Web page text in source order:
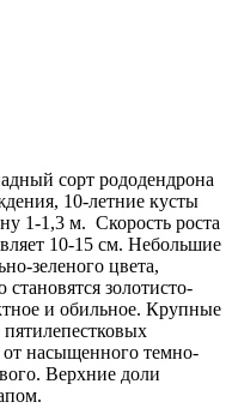
сорт рододендрона
10-летние кусты
1-1,3 м. Скорость роста
10-15 см. Небольшие
зеленого цвета,
золотисто-
и обильное. Крупные
от насыщенного темно-
Верхние доли